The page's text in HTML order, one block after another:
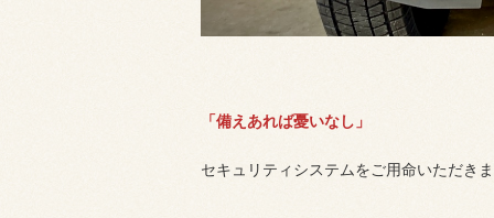
「備えあれば憂いなし」
セキュリティシステムをご用命いただき